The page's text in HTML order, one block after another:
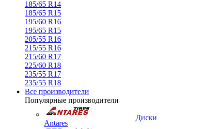
185/65 R14
185/65 R15
195/60 R16
195/65 R15
205/55 R16
215/55 R16
215/60 R17
225/60 R18
235/55 R17
235/55 R18
Все производители
Популярные производители
Antares
Диски